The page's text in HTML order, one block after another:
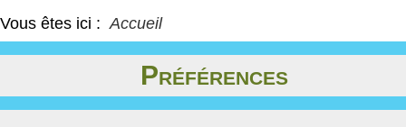
Vous êtes ici :Accueil
Préférences